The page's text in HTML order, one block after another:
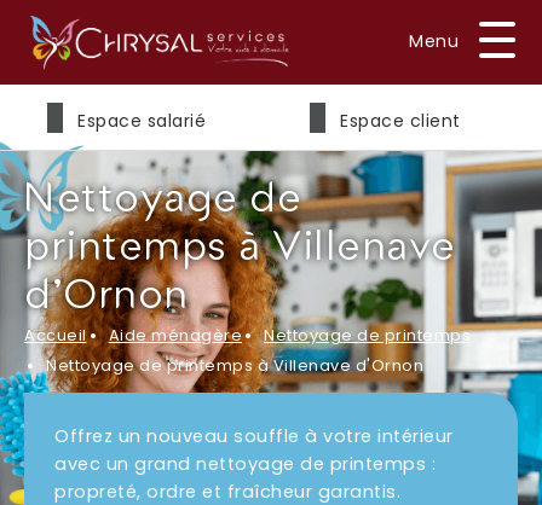
Espace salarié Espace client
Nettoyage de
printemps à Villenave
d'Ornon
Accueil Aide ménagère
Nettoyage de printemps
Nettoyage de printemps à Villenave d'Ornon
Offrez un nouveau souffle à votre intérieur
avec un grand nettoyage de printemps :
propreté, ordre et fraîcheur garantis.
Prénom*
Nom*
E-mail*
Téléphone*